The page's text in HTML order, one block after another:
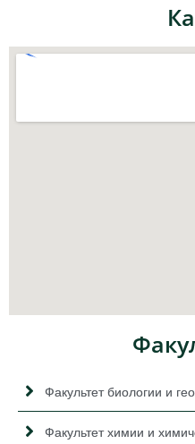
Факультет биологии и
Факультет химии и